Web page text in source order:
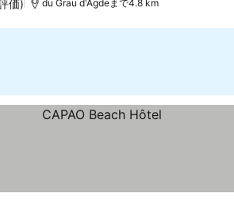
価) du Grau d'Agdeまで4.8 km